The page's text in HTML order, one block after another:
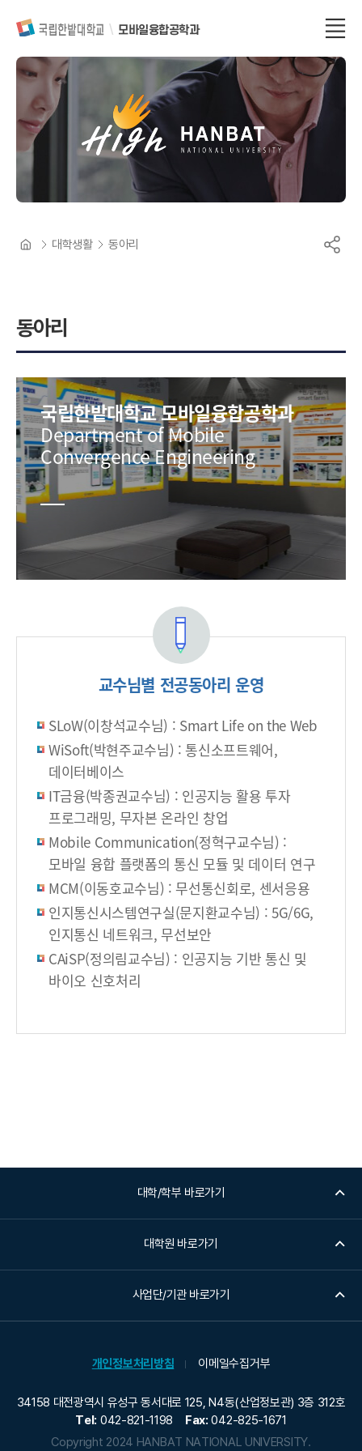
모바일융합공학과
동아리
대학생활 동아리
국립한밭대학교 모바일융합공학과
Department of Mobile
Convergence Engineering
교수님별 전공동아리 운영
SLoW(이창석교수님) : Smart Life on the Web
WiSoft(박현주교수님) : 통신소프트웨어,
데이터베이스
IT금융(박종권교수님) : 인공지능 활용 투자
프로그래밍, 무자본 온라인 창업
Mobile Communication(정혁구교수님) :
모바일 융합 플랫폼의 통신 모듈 및 데이터 연구
MCM(이동호교수님) : 무선통신회로, 센서응용
인지통신시스템연구실(문지환교수님) : 5G/6G,
인지통신 네트워크, 무선보안
CAiSP(정의림교수님) : 인공지능 기반 통신 및
바이오 신호처리
대학/학부 바로가기
대학원 바로가기
사업단/기관 바로가기
개인정보처리방침 이메일수집거부
34158 대전광역시 유성구 동서대로 125, N4동(산업정보관) 3층 312호
Tel: 042-821-1198 Fax: 042-825-1671
Copyright 2024 HANBAT NATIONAL UNIVERSITY.